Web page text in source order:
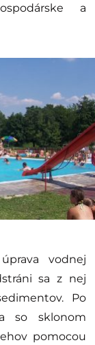
a
vodnej
sa z nej
Po
so sklonom
pomocou